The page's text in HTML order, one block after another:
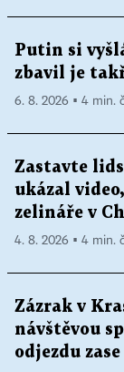
Putin si
zbavil je
6. 8. 2026 ▪ 4 min.
Zastavte
ukázal
zelináře v
4. 8. 2026 ▪ 4 min.
Zázrak v
návštěvou
odjezdu